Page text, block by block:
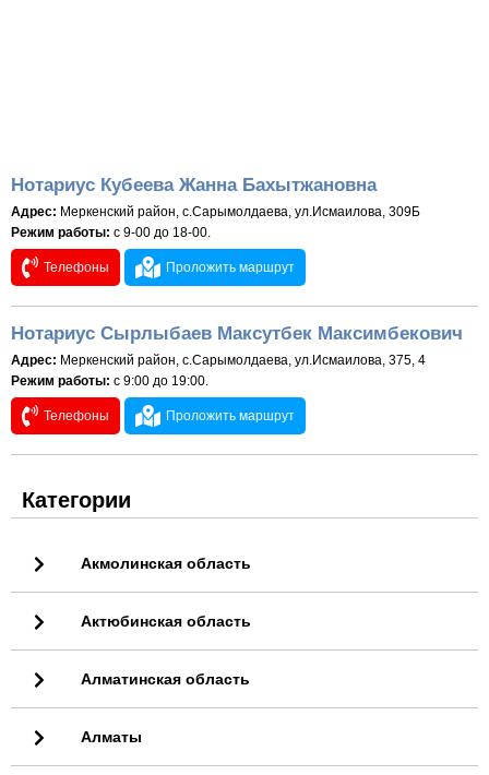
Нотариус Кубеева Жанна Бахытжановна
Адрес: Меркенский район, с.Сарымолдаева, ул.Исмаилова, 309Б
Режим работы: с 9-00 до 18-00.
Телефоны Проложить маршрут
Нотариус Сырлыбаев Максутбек Максимбекович
Адрес: Меркенский район, с.Сарымолдаева, ул.Исмаилова, 375, 4
Режим работы: с 9:00 до 19:00.
Телефоны Проложить маршрут
Категории
Акмолинская область
Актюбинская область
Алматинская область
Алматы